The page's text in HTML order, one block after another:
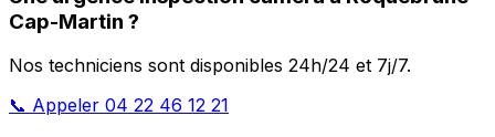
Cap-Martin ?
Nos techniciens sont disponibles 24h/24 et 7j/7.
📞 Appeler 04 22 46 12 21